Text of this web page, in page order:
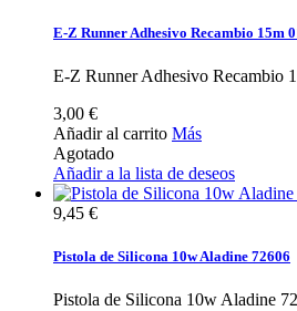
E-Z Runner Adhesivo Recambio 15m
E-Z Runner Adhesivo Recambio
3,00 €
Añadir al carrito Más
Agotado
Añadir a la lista de deseos
9,45 €
Pistola de Silicona 10w Aladine 72606
Pistola de Silicona 10w Aladine